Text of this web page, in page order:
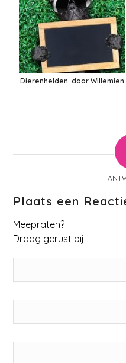
Dierenhelden. door Willemien
Plaats een
Meepraten?
Draag gerust bij!